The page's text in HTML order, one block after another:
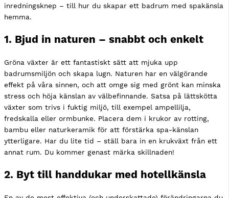
inredningsknep – till hur du skapar ett badrum med spakänsla
hemma.
1. Bjud in naturen – snabbt och enkelt
Gröna växter är ett fantastiskt sätt att mjuka upp
badrumsmiljön och skapa lugn. Naturen har en välgörande
effekt på våra sinnen, och att omge sig med grönt kan minska
stress och höja känslan av välbefinnande. Satsa på lättskötta
växter som trivs i fuktig miljö, till exempel ampellilja,
fredskalla eller ormbunke. Placera dem i krukor av rotting,
bambu eller naturkeramik för att förstärka spa-känslan
ytterligare. Har du lite tid – ställ bara in en krukväxt från ett
annat rum. Du kommer genast märka skillnaden!
2. Byt till handdukar med hotellkänsla